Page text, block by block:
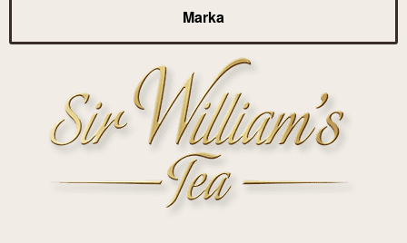
Marka